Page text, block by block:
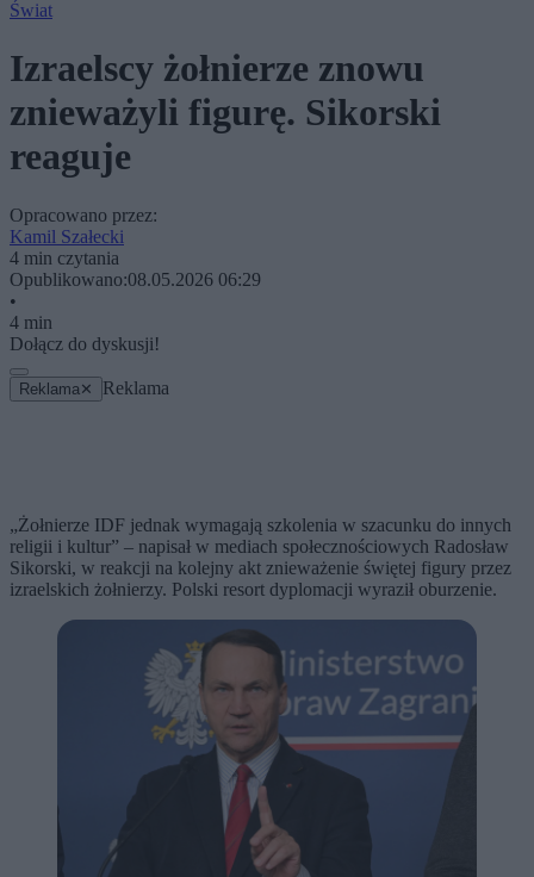
Świat
Izraelscy żołnierze znowu
znieważyli figurę. Sikorski
reaguje
Opracowano przez:
Kamil Szałecki
4 min czytania
Opublikowano:08.05.2026 06:29
•
4 min
Dołącz do dyskusji!
Reklama ✕ Reklama
„Żołnierze IDF jednak wymagają szkolenia w szacunku do innych
religii i kultur” – napisał w mediach społecznościowych Radosław
Sikorski, w reakcji na kolejny akt znieważenie świętej figury przez
izraelskich żołnierzy. Polski resort dyplomacji wyraził oburzenie.